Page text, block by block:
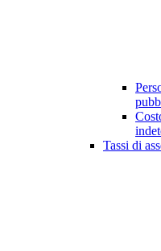
Tassi di